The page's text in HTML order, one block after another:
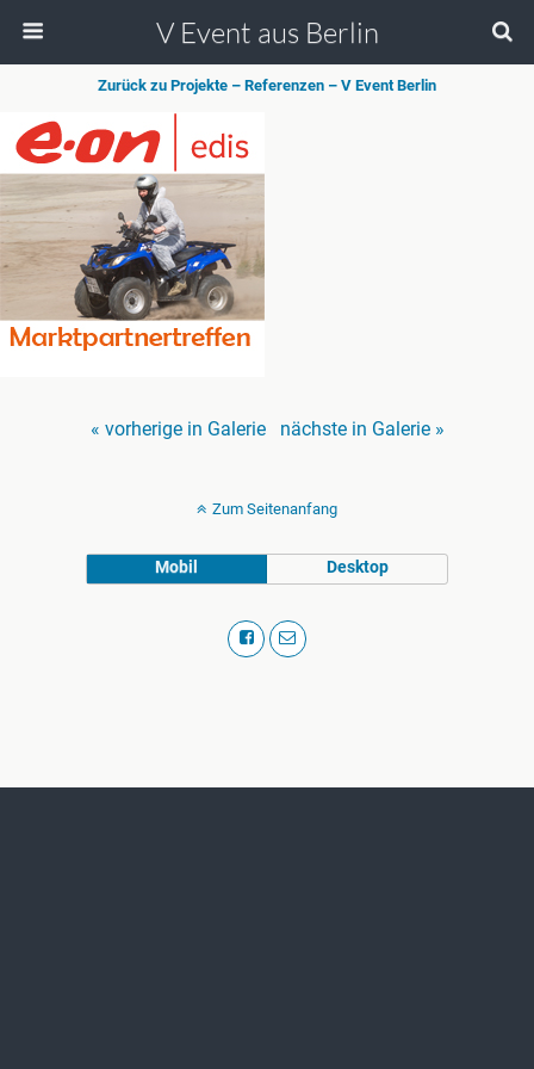
V Event aus Berlin
Zurück zu Projekte – Referenzen – V Event Berlin
« vorherige in Galerie nächste in Galerie »
Zum Seitenanfang
Mobil Desktop